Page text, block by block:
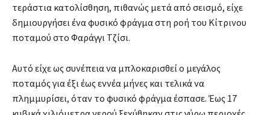
τεράστια κατολίσθηση, πιθανώς μετά από σεισμό, είχε
δημιουργήσει ένα φυσικό φράγμα στη ροή του Κίτρινου
ποταμού στο Φαράγγι Τζίσι.
Αυτό είχε ως συνέπεια να μπλοκαρισθεί ο μεγάλος
ποταμός για έξι έως εννέα μήνες και τελικά να
πλημμυρίσει, όταν το φυσικό φράγμα έσπασε. Έως 17